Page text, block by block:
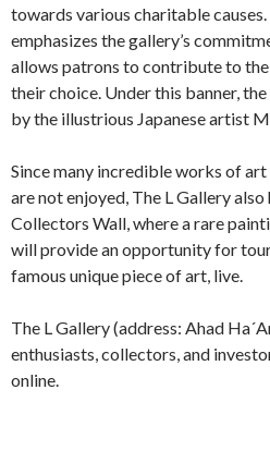
towards various charitable
emphasizes the gallery’s
allows patrons to contribute to
their choice. Under this banner,
by the illustrious Japanese artist
Since many incredible works of
are not enjoyed, The L Gallery
Collectors Wall, where a rare
will provide an opportunity for
famous unique piece of art, live.
The L Gallery (address: Ahad
enthusiasts, collectors, and
online.